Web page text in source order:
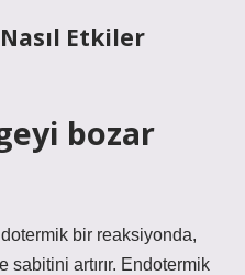
Etkiler
bozar
bir reaksiyonda,
sabitini artırır. Endotermik